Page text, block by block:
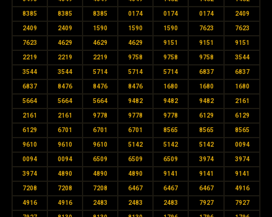
8385 8385 8385 0174 0174 0174 2409
2409 2409 1590 1590 1590 7623 7623
7623 4629 4629 4629 9151 9151 9151
2219 2219 2219 9758 9758 9758 3544
3544 3544 5714 5714 5714 6837 6837
6837 8476 8476 8476 1680 1680 1680
5664 5664 5664 9482 9482 9482 2161
2161 2161 9778 9778 9778 6129 6129
6129 6701 6701 6701 8565 8565 8565
9610 9610 9610 5142 5142 5142 0094
0094 0094 6509 6509 6509 3974 3974
3974 4890 4890 4890 9141 9141 9141
7208 7208 7208 6467 6467 6467 4916
4916 4916 2483 2483 2483 7927 7927